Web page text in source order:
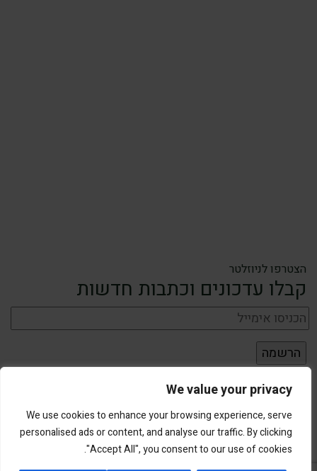
We value your privacy
We use cookies to enhance your browsing experience, serve
personalised ads or content, and analyse our traffic. By clicking
"Accept All", you consent to our use of cookies.
הצטרפו לניוזלטר
קבלו עדכונים וכתבות חדשות